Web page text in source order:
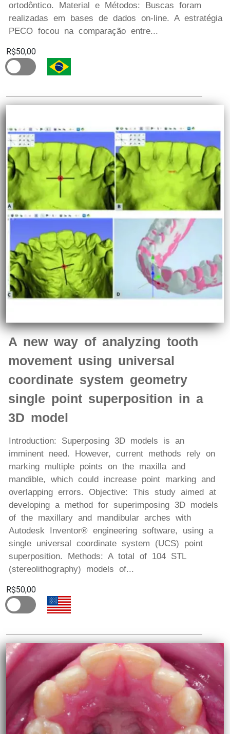
ortodôntico. Material e Métodos: Buscas foram
realizadas em bases de dados on-line. A estratégia
PECO focou na comparação entre...
R$50,00
A new way of analyzing tooth
movement using universal
coordinate system geometry
single point superposition in a
3D model
Introduction: Superposing 3D models is an
imminent need. However, current methods rely on
marking multiple points on the maxilla and
mandible, which could increase point marking and
overlapping errors. Objective: This study aimed at
developing a method for superimposing 3D models
of the maxillary and mandibular arches with
Autodesk Inventor® engineering software, using a
single universal coordinate system (UCS) point
superposition. Methods: A total of 104 STL
(stereolithography) models of...
R$50,00